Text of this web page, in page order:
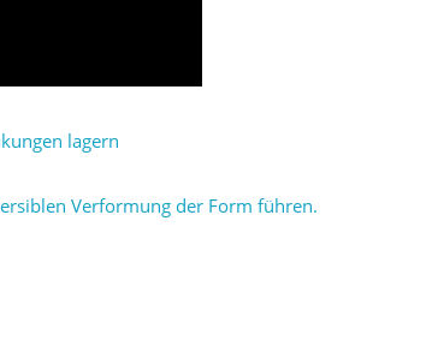
lagern
Verformung der Form führen.